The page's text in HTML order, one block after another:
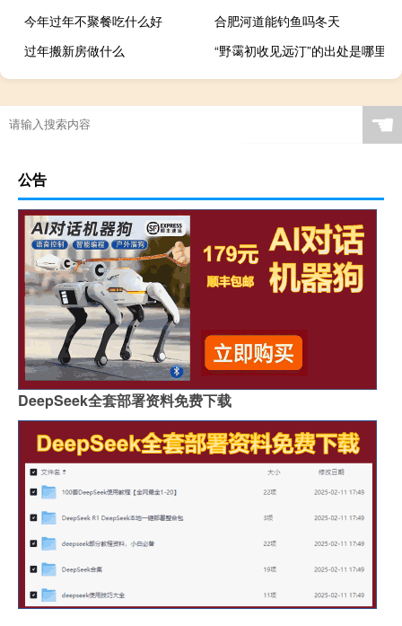
今年过年不聚餐吃什么好
合肥河道能钓鱼吗冬天
过年搬新房做什么
“野霭初收见远汀”的出处是哪里
☚
公告
DeepSeek全套部署资料免费下载